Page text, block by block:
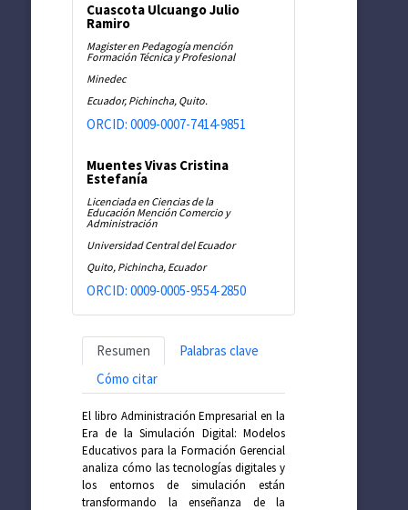
Cuascota Ulcuango Julio
Ramiro
Magister en Pedagogía mención
Formación Técnica y Profesional
Minedec
Ecuador, Pichincha, Quito.
ORCID: 0009-0007-7414-9851
Muentes Vivas Cristina
Estefanía
Licenciada en Ciencias de la
Educación Mención Comercio y
Administración
Universidad Central del Ecuador
Quito, Pichincha, Ecuador
ORCID: 0009-0005-9554-2850
Resumen
Palabras clave
Cómo citar
El libro Administración Empresarial en la
Era de la Simulación Digital: Modelos
Educativos para la Formación Gerencial
analiza cómo las tecnologías digitales y
los entornos de simulación están
transformando la enseñanza de la